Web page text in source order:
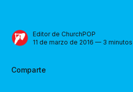
Editor de ChurchPOP
11 de marzo de 2016 — 3 minutos
Comparte